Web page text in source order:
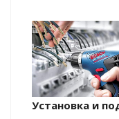
Установка и